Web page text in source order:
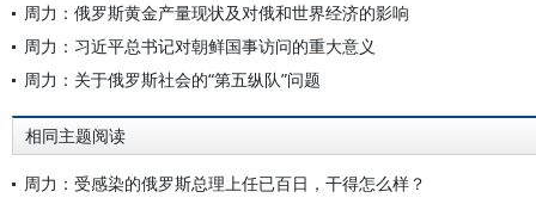
周力：俄罗斯黄金产量现状及对俄和世界经济的影响
周力：习近平总书记对朝鲜国事访问的重大意义
周力：关于俄罗斯社会的“第五纵队”问题
相同主题阅读
周力：受感染的俄罗斯总理上任已百日，干得怎么样？